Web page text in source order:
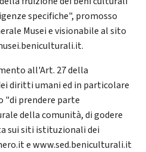
specifiche", promosso
Musei e visionabile al sito
all'Art. 27 della
diritti umani ed in particolare
"di prendere parte
della comunità, di godere
sui siti istituzionali dei
e www.sed.beniculturali.it